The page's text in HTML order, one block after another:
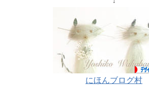
にほんブログ村